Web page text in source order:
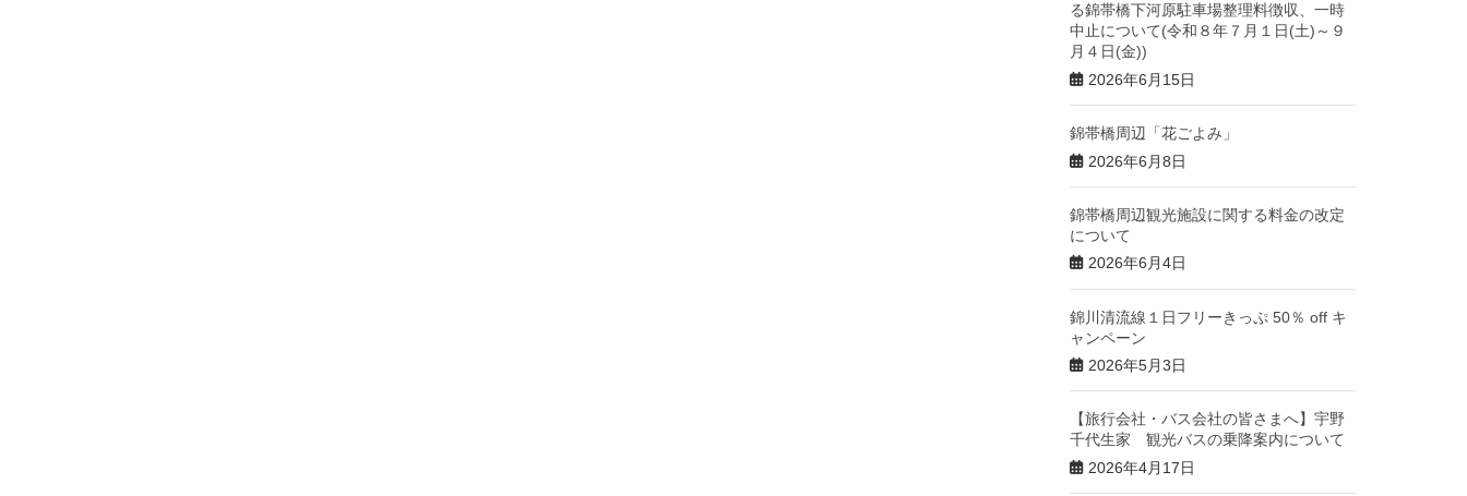
る錦帯橋下河原駐車場整理料徴収、一時
中止について(令和８年７月１日(土)～９
月４日(金))
2026年6月15日
錦帯橋周辺「花ごよみ」
2026年6月8日
錦帯橋周辺観光施設に関する料金の改定
について
2026年6月4日
錦川清流線１日フリーきっぷ 50％ off キ
ャンペーン
2026年5月3日
【旅行会社・バス会社の皆さまへ】宇野
千代生家 観光バスの乗降案内について
2026年4月17日